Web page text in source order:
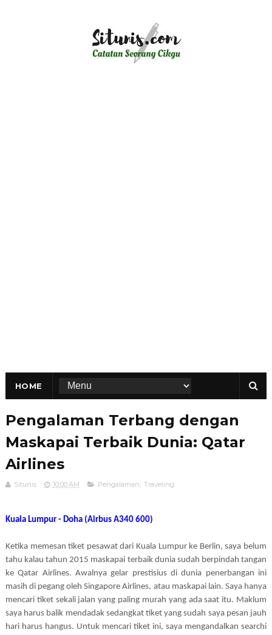
HOME
Pengalaman Terbang dengan
Maskapai Terbaik Dunia: Qatar
Airlines
Situnis 10:00 AM Pengalaman, Traveling
Kuala Lumpur - Doha (Airbus A340 600)
Ketika memesan tiket pesawat dari Kuala Lumpur ke Berlin, saya belum
tahu kalau tahun 2015 maskapai terbaik dunia sudah berpindah tangan
ke Qatar Airlines. Awalnya gelar prestisius di dunia penerbangan ini
masih di pegang oleh Singapore Airlines, atau maskapai lain. Saya hanya
mencari tiket sekali jalan yang paling murah yang ada saat itu. Maklum
saya harus balik mendadak sedangkat tiket yang sudah saya pesan jauh
hari harus hangus. Untuk mencari tiket ini, saya mengandalkan searchi